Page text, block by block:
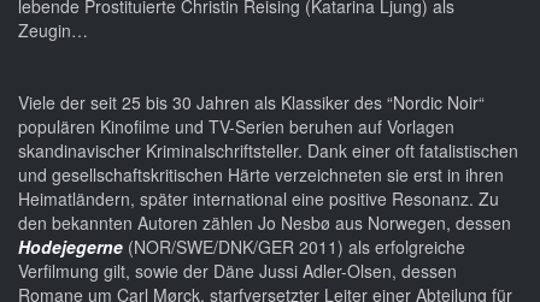
lebende Prostituierte Christin Reising (Katarina Ljung) als
Zeugin…
Viele der seit 25 bis 30 Jahren als Klassiker des “Nordic Noir“
populären Kinofilme und TV-Serien beruhen auf Vorlagen
skandinavischer Kriminalschriftsteller. Dank einer oft fatalistischen
und gesellschaftskritischen Härte verzeichneten sie erst in ihren
Heimatländern, später international eine positive Resonanz. Zu
den bekannten Autoren zählen Jo Nesbø aus Norwegen, dessen
Hodejegerne (NOR/SWE/DNK/GER 2011) als erfolgreiche
Verfilmung gilt, sowie der Däne Jussi Adler-Olsen, dessen
Romane um Carl Mørck, starfversetzter Leiter einer Abteilung für